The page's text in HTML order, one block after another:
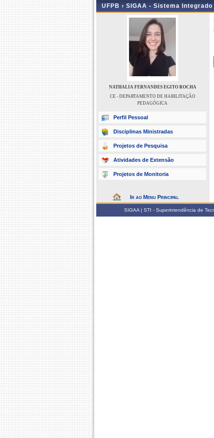
UFPB › SIGAA - Sistema
NATHALIA FERNANDES EGITO ROCHA
CE - DEPARTAMENTO DE HABILITAÇÃO
PEDAGÓGICA
Perfil Pessoal
Disciplinas Ministradas
Projetos de Pesquisa
Atividades de Extensão
Projetos de Monitoria
Ir ao Menu Principal
SIGAA | STI - Superintendência de